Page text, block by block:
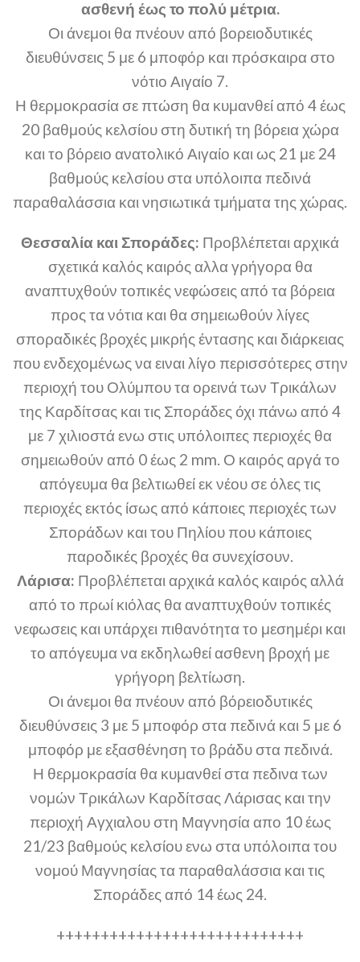
ασθενή έως το πολύ μέτρια.
Οι άνεμοι θα πνέουν από βορειοδυτικές
διευθύνσεις 5 με 6 μποφόρ και πρόσκαιρα στο
νότιο Αιγαίο 7.
Η θερμοκρασία σε πτώση θα κυμανθεί από 4 έως
20 βαθμούς κελσίου στη δυτική τη βόρεια χώρα
και το βόρειο ανατολικό Αιγαίο και ως 21 με 24
βαθμούς κελσίου στα υπόλοιπα πεδινά
παραθαλάσσια και νησιωτικά τμήματα της χώρας.
Θεσσαλία και Σποράδες: Προβλέπεται αρχικά
σχετικά καλός καιρός αλλα γρήγορα θα
αναπτυχθούν τοπικές νεφώσεις από τα βόρεια
προς τα νότια και θα σημειωθούν λίγες
σποραδικές βροχές μικρής έντασης και διάρκειας
που ενδεχομένως να ειναι λίγο περισσότερες στην
περιοχή του Ολύμπου τα ορεινά των Τρικάλων
της Καρδίτσας και τις Σποράδες όχι πάνω από 4
με 7 χιλιοστά ενω στις υπόλοιπες περιοχές θα
σημειωθούν από 0 έως 2 mm. Ο καιρός αργά το
απόγευμα θα βελτιωθεί εκ νέου σε όλες τις
περιοχές εκτός ίσως από κάποιες περιοχές των
Σποράδων και του Πηλίου που κάποιες
παροδικές βροχές θα συνεχίσουν.
Λάρισα: Προβλέπεται αρχικά καλός καιρός αλλά
από το πρωί κιόλας θα αναπτυχθούν τοπικές
νεφωσεις και υπάρχει πιθανότητα το μεσημέρι και
το απόγευμα να εκδηλωθεί ασθενη βροχή με
γρήγορη βελτίωση.
Οι άνεμοι θα πνέουν από βόρειοδυτικές
διευθύνσεις 3 με 5 μποφόρ στα πεδινά και 5 με 6
μποφόρ με εξασθένηση το βράδυ στα πεδινά.
Η θερμοκρασία θα κυμανθεί στα πεδινα των
νομών Τρικάλων Καρδίτσας Λάρισας και την
περιοχή Αγχιαλου στη Μαγνησία απο 10 έως
21/23 βαθμούς κελσίου ενω στα υπόλοιπα του
νομού Μαγνησίας τα παραθαλάσσια και τις
Σποράδες από 14 έως 24.
++++++++++++++++++++++++++++